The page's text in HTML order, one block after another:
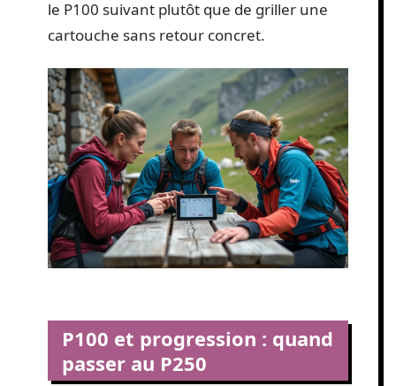
le P100 suivant plutôt que de griller une
cartouche sans retour concret.
P100 et progression : quand
passer au P250